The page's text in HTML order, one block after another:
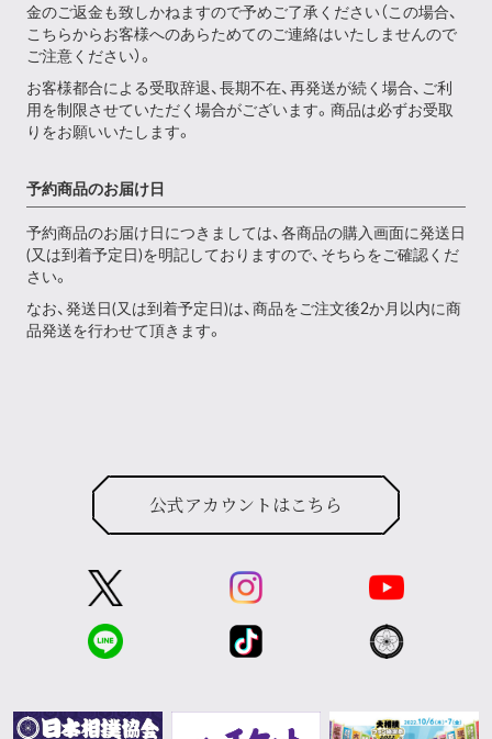
金のご返金も致しかねますので予めご了承ください（この場合、
こちらからお客様へのあらためてのご連絡はいたしませんので
ご注意ください）。
お客様都合による受取辞退、長期不在、再発送が続く場合、ご利
用を制限させていただく場合がございます。商品は必ずお受取
りをお願いいたします。
予約商品のお届け日
予約商品のお届け日につきましては、各商品の購入画面に発送日
(又は到着予定日)を明記しておりますので、そちらをご確認くだ
さい。
なお、発送日(又は到着予定日)は、商品をご注文後2か月以内に商
品発送を行わせて頂きます。
公式アカウントはこちら